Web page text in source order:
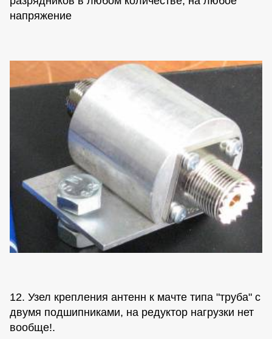
напряжение
12. Узел крепления антенн к мачте типа "труба" с
двумя подшипниками, на редуктор нагрузки нет
вообще!.